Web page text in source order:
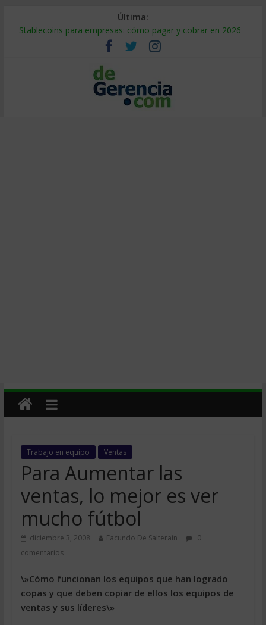
Última:
Stablecoins para empresas: cómo pagar y cobrar en 2026
Despido silencioso: qué es y por qué sale tan caro
IA en selección de personal: cómo auditarla a tiempo
Trabajo forzoso en la cadena de suministro: qué hacer
Mercado hispano de EE. UU.: cómo segmentarlo y venderle
Trabajo en equipo Ventas
Para Aumentar las
ventas, lo mejor es ver
mucho fútbol
diciembre 3, 2008 Facundo De Salterain
0
comentarios
\»Cómo funcionan los equipos que han logrado
copas y que deben copiar de ellos los equipos de
ventas y sus líderes\»